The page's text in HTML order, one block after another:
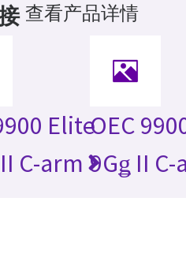
查看产品详情
Elite
C-arm
OEC
9Gǥ II